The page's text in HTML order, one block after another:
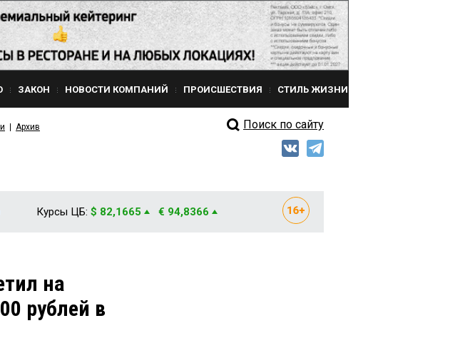
ЗАКОН НОВОСТИ КОМПАНИЙ ПРОИСШЕСТВИЯ СТИЛЬ ЖИЗНИ
Архив Поиск по сайту
Курсы ЦБ: $ 82,1665 € 94,8366
на
рублей в